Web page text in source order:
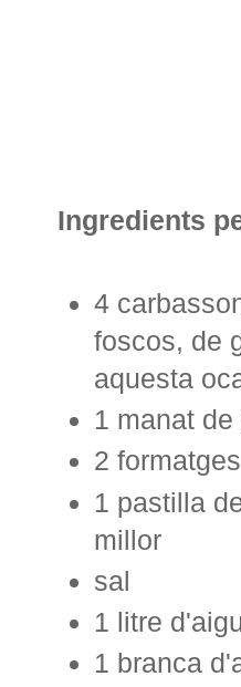
Ingredients
4
foscos, de
aquesta
1 manat de
2
1 pastilla
millor
sal
1 litre
1 branca